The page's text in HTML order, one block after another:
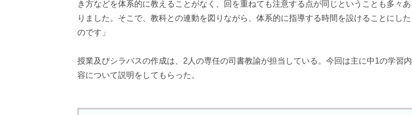
き方などを体系的に教えることがなく、回を重ねても注意する点が同じということも多々あ
りました。そこで、教科との連動を図りながら、体系的に指導する時間を設けることにした
のです」
授業及びシラバスの作成は、2人の専任の司書教諭が担当している。今回は主に中1の学習内
容について説明をしてもらった。